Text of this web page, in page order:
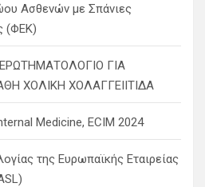
Ασθενών με Σπάνιες
(ΦΕΚ)
ΕΡΩΤΗΜΑΤΟΛΟΓΙΟ ΓΙΑ
ΧΟΛΙΚΗ ΧΟΛΑΓΓΕΙΙΤΙΔΑ
Medicine, ECIM 2024
της Ευρωπαϊκής Εταιρείας